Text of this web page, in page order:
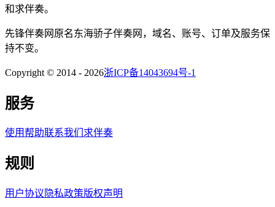
和求伴奏。
先锋伴奏网 原名东海骄子伴奏网 ，域名、账号、订单及服务保
持不变。
Copyright © 2014 - 2026浙ICP备14043694号-1
服务
使用帮助联系我们 求伴奏
规则
用户协议 隐私政策版权声明